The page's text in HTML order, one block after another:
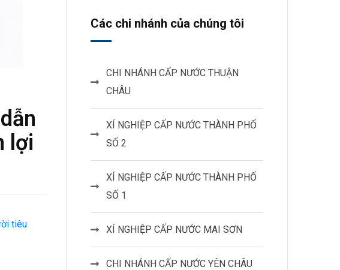
lợi
tiêu
Các chi nhánh của chúng tôi
CHI NHÁNH CẤP NƯỚC THUẬN
CHÂU
XÍ NGHIỆP CẤP NƯỚC THÀNH PHỐ
SỐ 2
XÍ NGHIỆP CẤP NƯỚC THÀNH PHỐ
SỐ 1
XÍ NGHIỆP CẤP NƯỚC MAI SƠN
CHI NHÁNH CẤP NƯỚC YÊN CHÂU